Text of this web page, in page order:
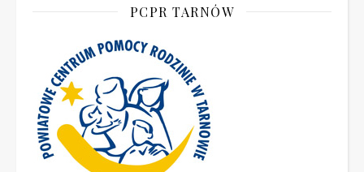
PCPR TARNÓW